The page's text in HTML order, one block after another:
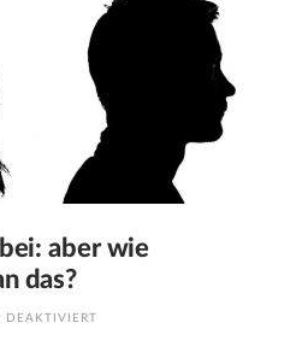
aber wie
das?
DEAKTIVIERT